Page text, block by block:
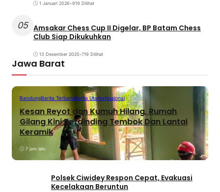
1 Januari 2026•919 Dilihat
05 Amsakar Chess Cup II Digelar, BP Batam Chess
Club Siap Dikukuhkan
13 Desember 2025•719 Dilihat
Jawa Barat
BandungBerita TerbaruBerita UtamaNasional
Kesan Reyot dan Kumuh Hilang, Rumah
Gilang Kini Berdinding Tembok Dan Lantai
Keramik
7 jam lalu
Polsek Ciwidey Respon Cepat, Evakuasi
Kecelakaan Beruntun